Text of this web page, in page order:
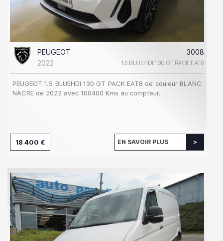
PEUGEOT
3008
2022
1.5 BLUEHDI 130 GT PACK EAT8
PEUGEOT 1.5 BLUEHDI 130 GT PACK EAT8 de couleur BLANC
NACRE de 2022 avec 100400 Kms au compteur.
18 400 € EN SAVOIR PLUS